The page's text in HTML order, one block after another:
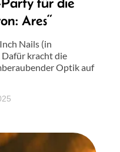
Ares“
Nails (in
kracht die
Optik auf